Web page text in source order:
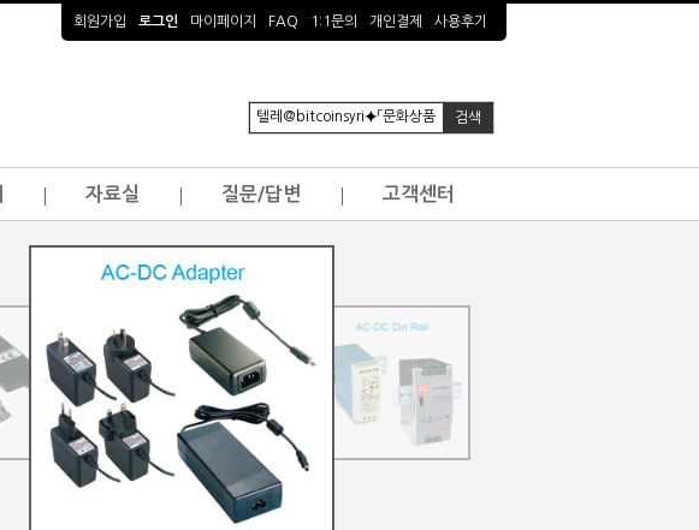
회원가입 로그인 마이페이지 FAQ 1:1문의 개인결제 사용후기
자료실 질문/답변 고객센터